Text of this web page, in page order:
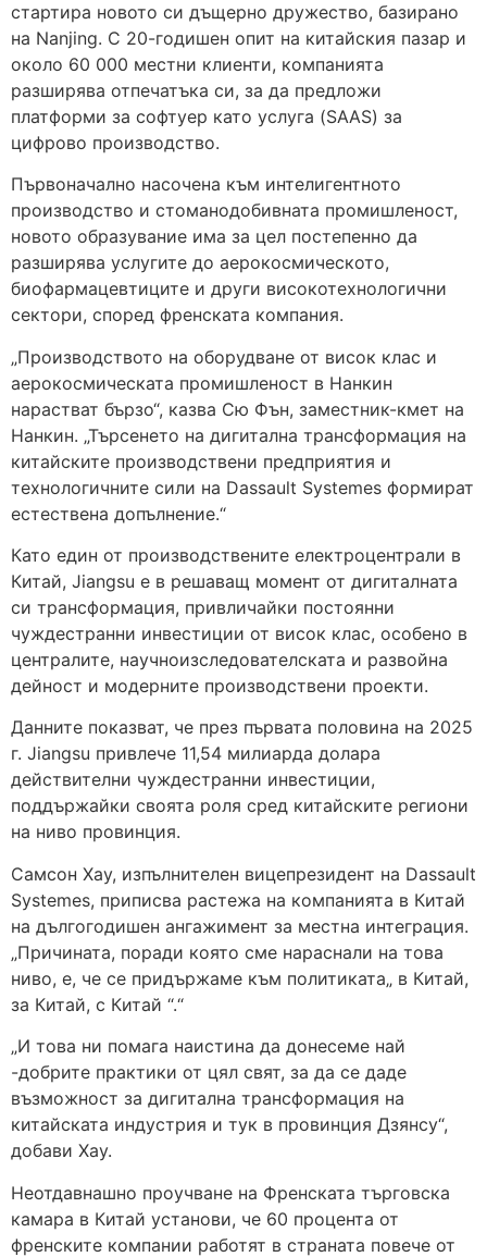
стартира новото си дъщерно дружество, базирано
на Nanjing. С 20-годишен опит на китайския пазар и
около 60 000 местни клиенти, компанията
разширява отпечатъка си, за да предложи
платформи за софтуер като услуга (SAAS) за
цифрово производство.
Първоначално насочена към интелигентното
производство и стоманодобивната промишленост,
новото образувание има за цел постепенно да
разширява услугите до аерокосмическото,
биофармацевтиците и други високотехнологични
сектори, според френската компания.
„Производството на оборудване от висок клас и
аерокосмическата промишленост в Нанкин
нарастват бързо“, казва Сю Фън, заместник-кмет на
Нанкин. „Търсенето на дигитална трансформация на
китайските производствени предприятия и
технологичните сили на Dassault Systemes формират
естествена допълнение.“
Като един от производствените електроцентрали в
Китай, Jiangsu е в решаващ момент от дигиталната
си трансформация, привличайки постоянни
чуждестранни инвестиции от висок клас, особено в
централите, научноизследователската и развойна
дейност и модерните производствени проекти.
Данните показват, че през първата половина на 2025
г. Jiangsu привлече 11,54 милиарда долара
действителни чуждестранни инвестиции,
поддържайки своята роля сред китайските региони
на ниво провинция.
Самсон Хау, изпълнителен вицепрезидент на Dassault
Systemes, приписва растежа на компанията в Китай
на дългогодишен ангажимент за местна интеграция.
„Причината, поради която сме нараснали на това
ниво, е, че се придържаме към политиката„ в Китай,
за Китай, с Китай “.“
„И това ни помага наистина да донесеме най
-добрите практики от цял свят, за да се даде
възможност за дигитална трансформация на
китайската индустрия и тук в провинция Дзянсу“,
добави Хау.
Неотдавнашно проучване на Френската търговска
камара в Китай установи, че 60 процента от
френските компании работят в страната повече от